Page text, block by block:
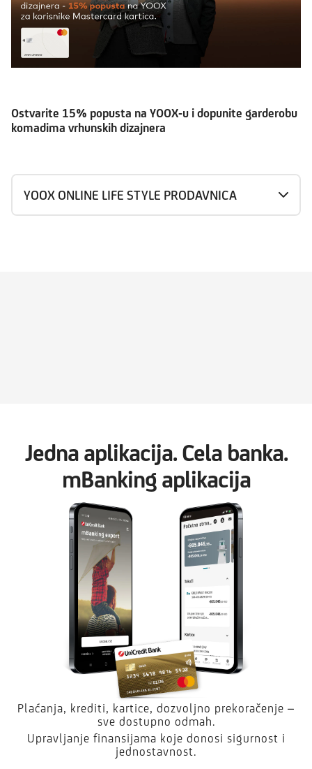
Ostvarite 15% popusta na YOOX-u i dopunite garderobu
komadima vrhunskih dizajnera
YOOX ONLINE LIFE STYLE PRODAVNICA
Jedna aplikacija. Cela banka.
mBanking aplikacija
Plaćanja, krediti, kartice, dozvoljno prekoračenje –
sve dostupno odmah.
Upravljanje finansijama koje donosi sigurnost i
jednostavnost.